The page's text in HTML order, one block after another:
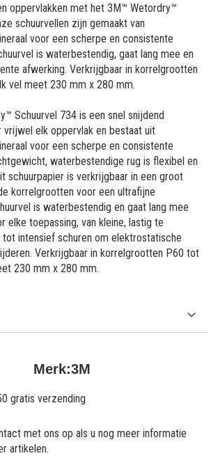
Merk:3M
gratis verzending
met ons op als u nog meer informatie
artikelen.
oppervlakken met het 3M™ Wetordry™
schuurvellen zijn gemaakt van
voor een scherpe en consistente
is waterbestendig, gaat lang mee en
afwerking. Verkrijgbaar in korrelgrootten
vel meet 230 mm x 280 mm.
Schuurvel 734 is een snel snijdend
vrijwel elk oppervlak en bestaat uit
voor een scherpe en consistente
waterbestendige rug is flexibel en
schuurpapier is verkrijgbaar in een groot
korrelgrootten voor een ultrafijne
is waterbestendig en gaat lang mee
elke toepassing, van kleine, lastig te
tot intensief schuren om elektrostatische
Verkrijgbaar in korrelgrootten P60 tot
230 mm x 280 mm.